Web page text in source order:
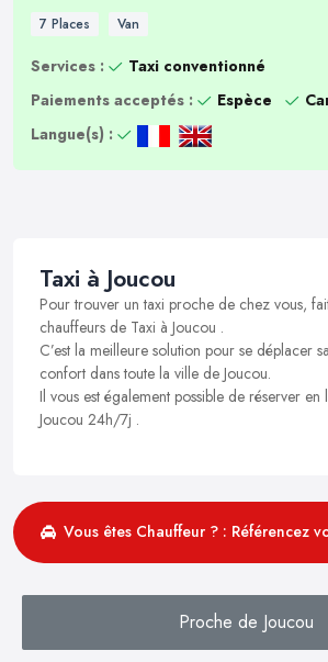
7 Places Van
Services :
Taxi conventionné
Paiements acceptés :
Espèce
Langue(s) :
Taxi à Joucou
Pour trouver un taxi proche de chez vous,
chauffeurs de Taxi à Joucou .
C’est la meilleure solution pour se déplacer
confort dans toute la ville de Joucou.
Il vous est également possible de réserver en
Joucou 24h/7j .
Vous êtes Chauffeur ? : Référencez
Proche de Joucou